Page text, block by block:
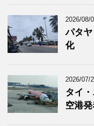
2026/08/
パタ
化
2026/07/
タイ
空港